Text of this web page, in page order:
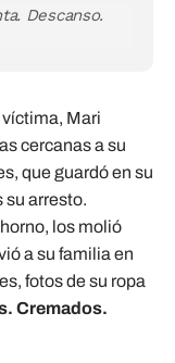
Descanso.
Mari
cercanas a su
que guardó en su
su arresto.
los molió
a su familia en
fotos de su ropa
Cremados.